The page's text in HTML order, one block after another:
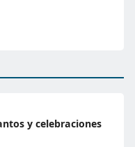
y celebraciones